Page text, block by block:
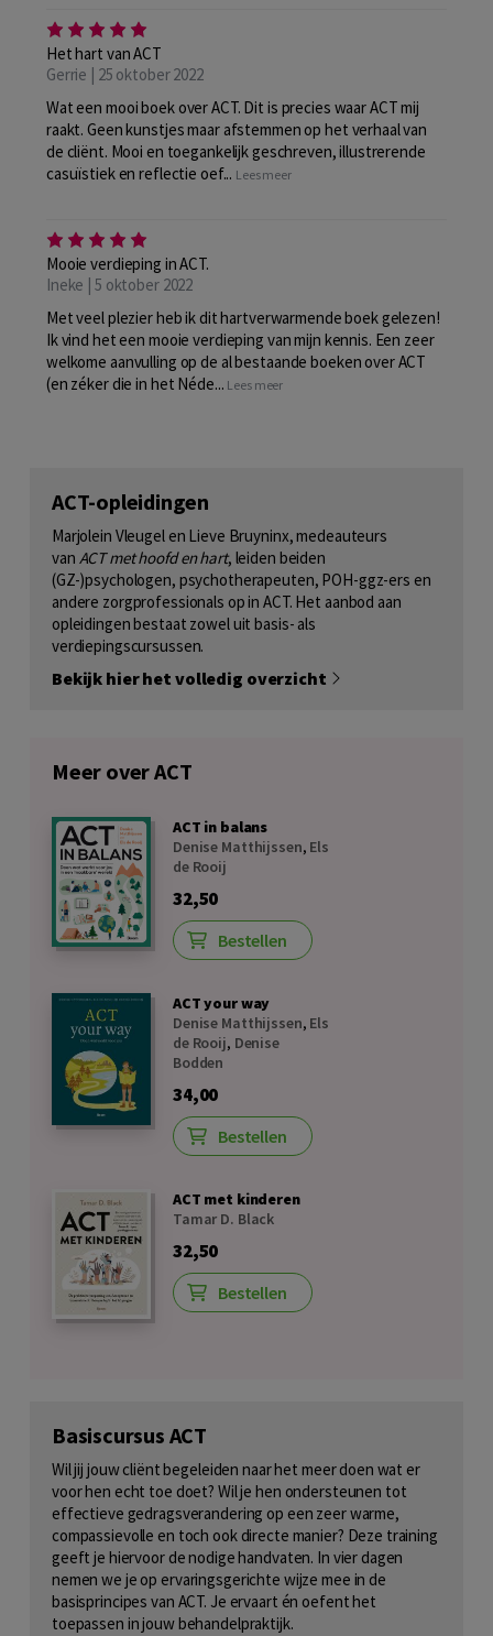
Het hart van ACT
Gerrie | 25 oktober 2022
Wat een mooi boek over ACT. Dit is precies waar ACT mij
raakt. Geen kunstjes maar afstemmen op het verhaal van
de cliënt. Mooi en toegankelijk geschreven, illustrerende
casuïstiek en reflectie oef... Lees meer
Mooie verdieping in ACT.
Ineke | 5 oktober 2022
Met veel plezier heb ik dit hartverwarmende boek gelezen!
Ik vind het een mooie verdieping van mijn kennis. Een zeer
welkome aanvulling op de al bestaande boeken over ACT
(en zéker die in het Néde... Lees meer
ACT-opleidingen
Marjolein Vleugel en Lieve Bruyninx, medeauteurs
van ACT met hoofd en hart, leiden beiden
(GZ-)psychologen, psychotherapeuten, POH-ggz-ers en
andere zorgprofessionals op in ACT. Het aanbod aan
opleidingen bestaat zowel uit basis- als
verdiepingscursussen.
Bekijk hier het volledig overzicht
Meer over ACT
ACT in balans
Denise Matthijssen, Els
de Rooij
32,50
Bestellen
ACT your way
Denise Matthijssen, Els
de Rooij, Denise
Bodden
34,00
Bestellen
ACT met kinderen
Tamar D. Black
32,50
Bestellen
Basiscursus ACT
Wil jij jouw cliënt begeleiden naar het meer doen wat er
voor hen echt toe doet? Wil je hen ondersteunen tot
effectieve gedragsverandering op een zeer warme,
compassievolle en toch ook directe manier? Deze training
geeft je hiervoor de nodige handvaten. In vier dagen
nemen we je op ervaringsgerichte wijze mee in de
basisprincipes van ACT. Je ervaart én oefent het
toepassen in jouw behandelpraktijk.